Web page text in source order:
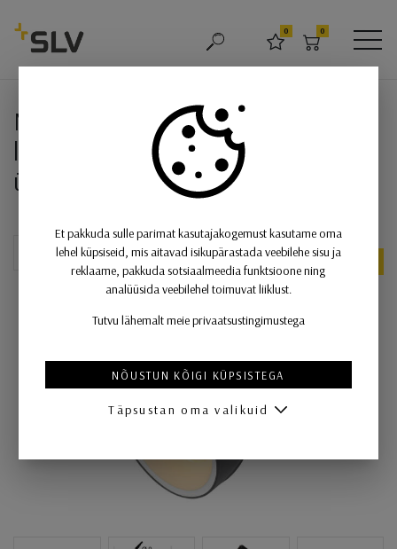
OTSING LEMMIKUD
0
OSTUKORV
0
NUMINOS® GIMBLE S,
NUMINOS® GIMBLE S, süvistatav
laevalgusti, 3000 K, 20°, IP20,
ümmargune, must / valge
Et pakkuda sulle parimat kasutajakogemust kasutame oma
lehel küpsiseid, mis aitavad isikupärastada veebilehe sisu ja
reklaame, pakkuda sotsiaalmeedia funktsioone ning
analüüsida veebilehel toimuvat liiklust.
Tutvu lähemalt meie privaatsustingimustega
NÕUSTUN KÕIGI KÜPSISTEGA
Täpsustan oma valikuid